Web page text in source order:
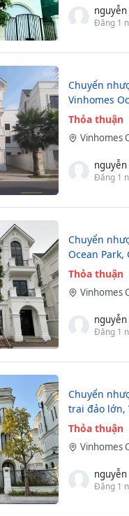
Đăng 1
Chuyển
Vinhomes
Thỏa thuận
Vinhomes
Đăng 1
Chuyển
Ocean Park,
Thỏa thuận
Vinhomes
Đăng 1
Chuyển
trai đảo lớn,
Thỏa thuận
Vinhomes
Đăng 1